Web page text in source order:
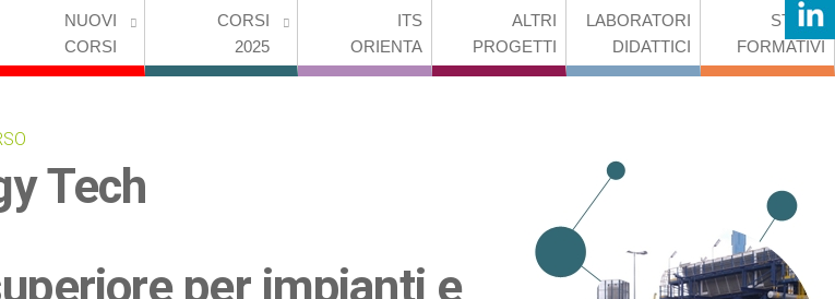
NUOVI
CORSI
CORSI
2025
ITS
ORIENTA
ALTRI
PROGETTI
LABORATORI
DIDATTICI
STAGE
FORMATIVI
Tech
per impianti e